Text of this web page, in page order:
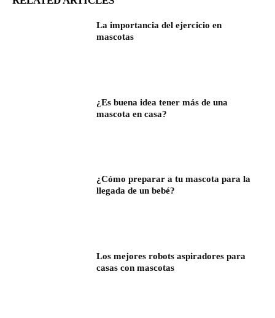
La importancia del ejercicio en
mascotas
¿Es buena idea tener más de una
mascota en casa?
¿Cómo preparar a tu mascota para la
llegada de un bebé?
Los mejores robots aspiradores para
casas con mascotas